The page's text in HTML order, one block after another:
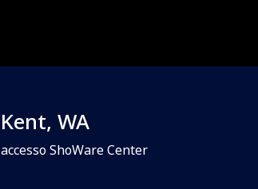
Kent, WA
accesso ShoWare Center